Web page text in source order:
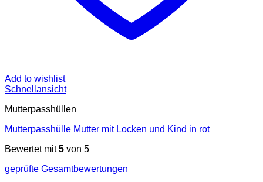
Add to wishlist
Schnellansicht
Mutterpasshüllen
Mutterpasshülle Mutter mit Locken und Kind in rot
Bewertet mit5 von 5
geprüfte Gesamtbewertungen